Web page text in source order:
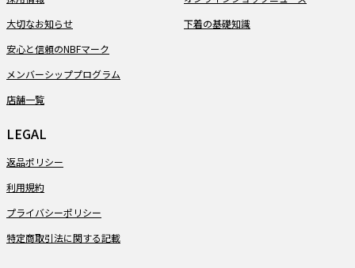
大切なお知らせ
安心と信頼のNBFマーク
メンバーシッププログラム
店舗一覧
下着の基礎知識
LEGAL
返品ポリシー
利用規約
プライバシーポリシー
特定商取引法に関する記載